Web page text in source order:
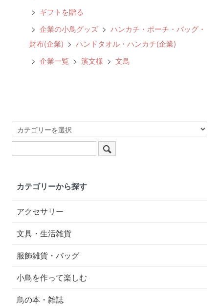
> ギフトを贈る
> 企業の小鳥グッズ > ハンカチ・ポーチ・バッグ・
財布(企業) > ハンドタオル・ハンカチ(企業)
> 企業一覧 > 濱文様 > 文鳥
カテゴリーから探す
アクセサリー
文具・生活雑貨
服飾雑貨・バッグ
小鳥を作って楽しむ
鳥の本・雑誌